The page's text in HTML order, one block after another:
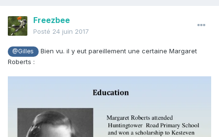
Freezbee
Posté 24 juin 2017
@Gilles
Bien vu. il y eut pareillement une certaine Margaret
Roberts :